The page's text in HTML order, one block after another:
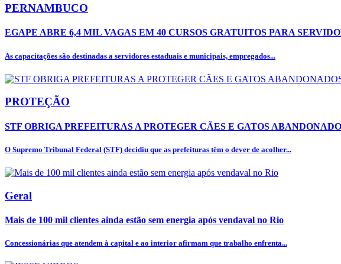
PERNAMBUCO
EGAPE ABRE 6,4 MIL VAGAS EM 40 CURSOS GRATUITOS PARA
As capacitações são destinadas a servidores estaduais e municipais, empregados...
PROTEÇÃO
STF OBRIGA PREFEITURAS A PROTEGER CÃES E GATOS
O Supremo Tribunal Federal (STF) decidiu que as prefeituras têm o dever de acolher...
Geral
Mais de 100 mil clientes ainda estão sem energia após vendaval no Rio
Concessionárias que atendem à capital e ao interior afirmam que trabalho enfrenta...